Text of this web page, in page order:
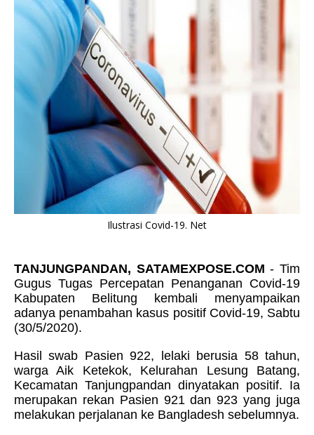
Ilustrasi Covid-19. Net
TANJUNGPANDAN, SATAMEXPOSE.COM - Tim
Gugus Tugas Percepatan Penanganan Covid-19
Kabupaten Belitung kembali menyampaikan
adanya penambahan kasus positif Covid-19, Sabtu
(30/5/2020).
Hasil swab Pasien 922, lelaki berusia 58 tahun,
warga Aik Ketekok, Kelurahan Lesung Batang,
Kecamatan Tanjungpandan dinyatakan positif. Ia
merupakan rekan Pasien 921 dan 923 yang juga
melakukan perjalanan ke Bangladesh sebelumnya.